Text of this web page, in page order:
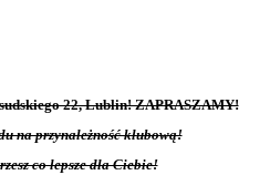
22, Lublin! ZAPRASZAMY!
na przynależność klubową!
co lepsze dla Ciebie!